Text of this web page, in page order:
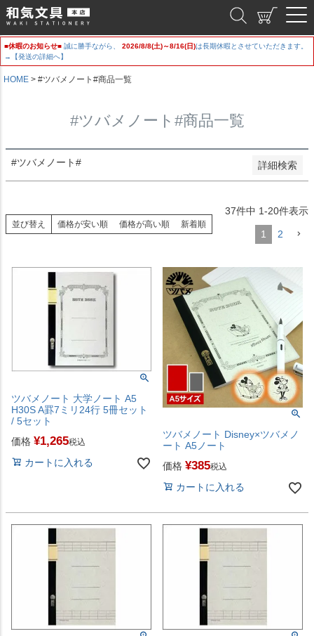
■休暇のお知らせ■ 誠に勝手ながら、 2026/8/8(土)～8/16(日)は長期休暇とさせていただきます。
→【発送の詳細へ】
HOME #ツバメノート#商品一覧
#ツバメノート#商品一覧
#ツバメノート# 詳細検索
登録順
価格が安い順
価格が高い順
優先度順
レビュー順
検索
並び替え 価格が安い順 価格が高い順 新着順
37件中 1-20件表示
1 2
ツバメノート 大学ノート A5
H30S A罫7ミリ24行 5冊セット
/ 5セット
価格 ¥1,265税込
カートに入れる
ツバメノート Disney×ツバメノ
ート A5ノート
価格 ¥385税込
カートに入れる